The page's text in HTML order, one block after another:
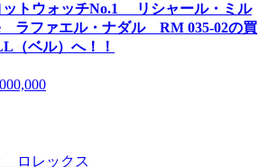
ットウォッチNo.1 リシャール・ミル
ラファエル・ナダル RM 035-02の買
（ベル）へ！！
ロレックス